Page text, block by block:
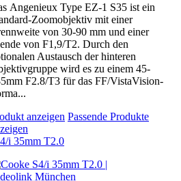
Angenieux Type EZ-1 S35 ist ein
Zoomobjektiv mit einer
von 30-90 mm und einer
von F1,9/T2. Durch den
Austausch der hinteren
wird es zu einem 45-
F2.8/T3 für das FF/VistaVision-
anzeigen Passende Produkte
i 35mm T2.0